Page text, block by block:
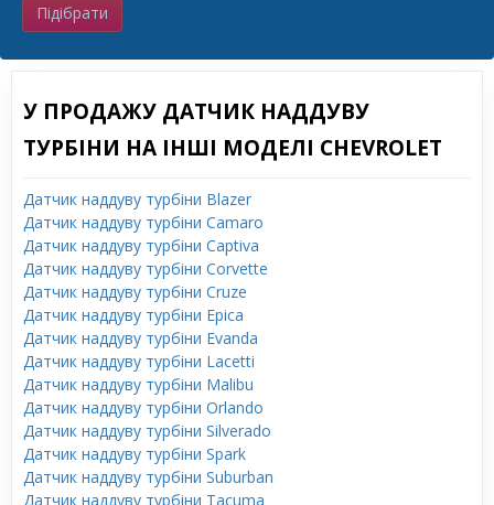
Підібрати
У ПРОДАЖУ ДАТЧИК НАДДУВУ
ТУРБІНИ НА ІНШІ МОДЕЛІ CHEVROLET
Датчик наддуву турбіни Blazer
Датчик наддуву турбіни Camaro
Датчик наддуву турбіни Captiva
Датчик наддуву турбіни Corvette
Датчик наддуву турбіни Cruze
Датчик наддуву турбіни Epica
Датчик наддуву турбіни Evanda
Датчик наддуву турбіни Lacetti
Датчик наддуву турбіни Malibu
Датчик наддуву турбіни Orlando
Датчик наддуву турбіни Silverado
Датчик наддуву турбіни Spark
Датчик наддуву турбіни Suburban
Датчик наддуву турбіни Tacuma